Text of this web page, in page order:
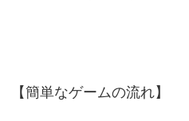
【簡単なゲームの流れ】